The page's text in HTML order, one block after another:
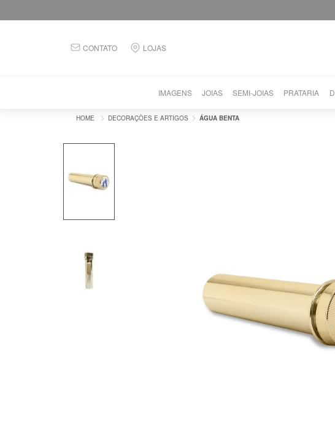
CONTATO LOJAS
IMAGENS JOIAS SEMI-JOIAS PRATARIA
DECORAÇÕES E ARTIGOS ÁGUA BENTA